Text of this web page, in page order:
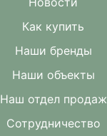
Как купить
Наши бренды
Наши объекты
Наш отдел продаж
Сотрудничество